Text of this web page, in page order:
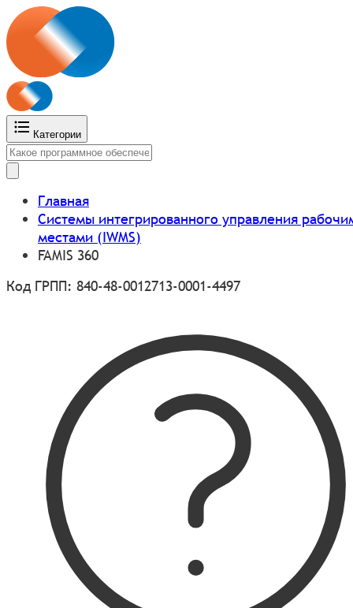
Категории
Главная
Системы интегрированного управления
местами (IWMS)
FAMIS 360
Код ГРПП: 840-48-0012713-0001-4497